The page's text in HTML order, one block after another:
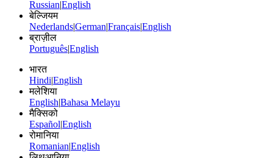
Russian|English
बेल्जियम
Nederlands|German|Français|English
ब्राज़ील
Português|English
भारत
Hindi|English
मलेशिया
English|Bahasa Melayu
मैक्सिको
Español|English
रोमानिया
Romanian|English